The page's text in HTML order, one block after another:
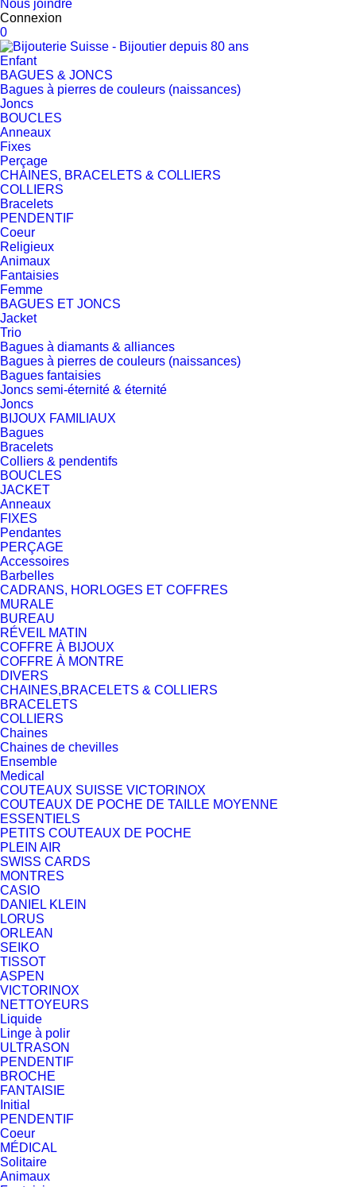
Nous joindre
Connexion
0
Enfant
BAGUES & JONCS
Bagues à pierres de couleurs (naissances)
Joncs
BOUCLES
Anneaux
Fixes
Perçage
CHAINES, BRACELETS & COLLIERS
COLLIERS
Bracelets
PENDENTIF
Coeur
Religieux
Animaux
Fantaisies
Femme
BAGUES ET JONCS
Jacket
Trio
Bagues à diamants & alliances
Bagues à pierres de couleurs (naissances)
Bagues fantaisies
Joncs semi-éternité & éternité
Joncs
BIJOUX FAMILIAUX
Bagues
Bracelets
Colliers & pendentifs
BOUCLES
JACKET
Anneaux
FIXES
Pendantes
PERÇAGE
Accessoires
Barbelles
CADRANS, HORLOGES ET COFFRES
MURALE
BUREAU
RÉVEIL MATIN
COFFRE À BIJOUX
COFFRE À MONTRE
DIVERS
CHAINES,BRACELETS & COLLIERS
BRACELETS
COLLIERS
Chaines
Chaines de chevilles
Ensemble
Medical
COUTEAUX SUISSE VICTORINOX
COUTEAUX DE POCHE DE TAILLE MOYENNE
ESSENTIELS
PETITS COUTEAUX DE POCHE
PLEIN AIR
SWISS CARDS
MONTRES
CASIO
DANIEL KLEIN
LORUS
ORLEAN
SEIKO
TISSOT
ASPEN
VICTORINOX
NETTOYEURS
Liquide
Linge à polir
ULTRASON
PENDENTIF
BROCHE
FANTAISIE
Initial
PENDENTIF
Coeur
MÉDICAL
Solitaire
Animaux